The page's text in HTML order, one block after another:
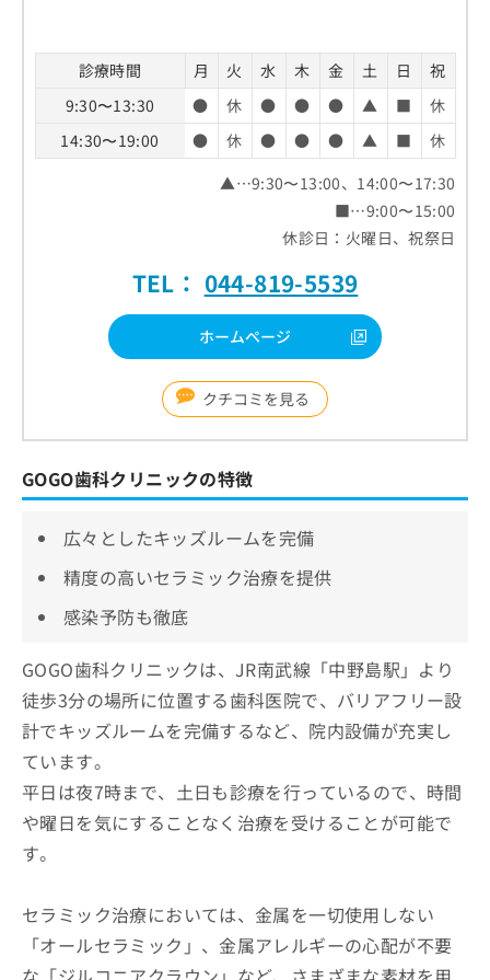
診療時間 月 火 水 木 金 土 日
祝
9:30〜13:30
● 休 ● ● ● ▲ ■
休
14:30〜19:00
● 休 ● ● ● ▲ ■
休
▲…9:30〜13:00、14:00〜17:30
■…9:00〜15:00
休診日：火曜日、祝祭日
TEL： 044-819-5539
ホームページ
クチコミを見る
GOGO歯科クリニックの特徴
広々としたキッズルームを完備
精度の高いセラミック治療を提供
感染予防も徹底
GOGO歯科クリニックは、JR南武線「中野島駅」より
徒歩3分の場所に位置する歯科医院で、バリアフリー設
計でキッズルームを完備するなど、院内設備が充実し
ています。
平日は夜7時まで、土日も診療を行っているので、時間
や曜日を気にすることなく治療を受けることが可能で
す。
セラミック治療においては、金属を一切使用しない
「オールセラミック」、金属アレルギーの心配が不要